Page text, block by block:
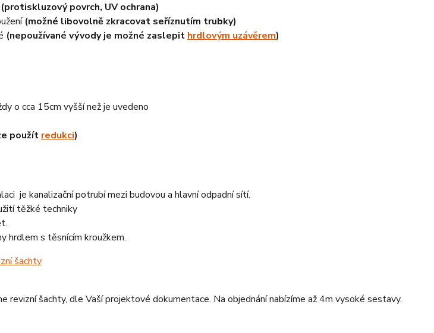
(protiskluzový povrch, UV ochrana)
(možné libovolně zkracovat seříznutím trubky)
(nepoužívané vývody je možné zaslepithrdlovým uzávěrem)
o cca 15cm vyšší než je uvedeno
použít redukci)
je kanalizační potrubí mezi budovou a hlavní odpadní sítí.
těžké techniky
hrdlem s těsnícím kroužkem.
šachty
revizní šachty, dle Vaší projektové dokumentace. Na objednání nabízíme až 4m vysoké sestavy.